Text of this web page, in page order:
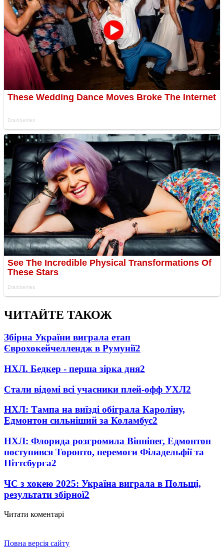
ЧИТАЙТЕ ТАКОЖ
Збірна України виграла етап
Єврохокейчеллендж в Румунії2
НХЛ. Бедкер - перша зірка дня2
Стали відомі всі учасники плей-офф УХЛ2
НХЛ: Тампа на виїзді обіграла Кароліну,
Едмонтон сильніший за Коламбус2
НХЛ: Флорида розгромила Вінніпег, Едмонтон
поступився Торонто, перемоги Філадельфії та
Піттсбурга2
ЧС з хокею 2025: Україна виграла в Польщі,
результати збірної2
Читати коментарі
Повна версія сайту